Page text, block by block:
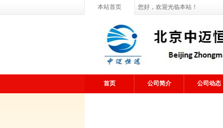
本站首页 您好，欢迎光临本站！
首页 公司简介 公司动态